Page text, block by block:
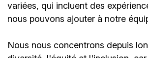
variées, qui incluent des
nous pouvons ajouter à notre
Nous nous concentrons depuis